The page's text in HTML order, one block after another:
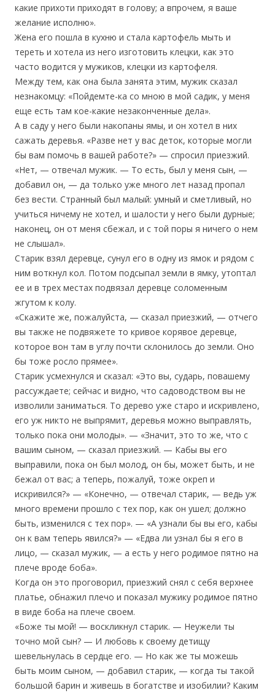
какие прихоти приходят в голову; а впрочем, я ваше
желание исполню».
Жена его пошла в кухню и стала картофель мыть и
тереть и хотела из него изготовить клецки, как это
часто водится у мужиков, клецки из картофеля.
Между тем, как она была занята этим, мужик сказал
незнакомцу: «Пойдемте-ка со мною в мой садик, у меня
еще есть там кое-какие незаконченные дела».
А в саду у него были накопаны ямы, и он хотел в них
сажать деревья. «Разве нет у вас деток, которые могли
бы вам помочь в вашей работе?» — спросил приезжий.
«Нет, — отвечал мужик. — То есть, был у меня сын, —
добавил он, — да только уже много лет назад пропал
без вести. Странный был малый: умный и сметливый, но
учиться ничему не хотел, и шалости у него были дурные;
наконец, он от меня сбежал, и с той поры я ничего о нем
не слышал».
Старик взял деревце, сунул его в одну из ямок и рядом с
ним воткнул кол. Потом подсыпал земли в ямку, утоптал
ее и в трех местах подвязал деревце соломенным
жгутом к колу.
«Скажите же, пожалуйста, — сказал приезжий, — отчего
вы также не подвяжете то кривое корявое деревце,
которое вон там в углу почти склонилось до земли. Оно
бы тоже росло прямее».
Старик усмехнулся и сказал: «Это вы, сударь, повашему
рассуждаете; сейчас и видно, что садоводством вы не
изволили заниматься. То дерево уже старо и искривлено,
его уж никто не выпрямит, деревья можно выправлять,
только пока они молоды». — «Значит, это то же, что с
вашим сыном, — сказал приезжий. — Кабы вы его
выправили, пока он был молод, он бы, может быть, и не
бежал от вас; а теперь, пожалуй, тоже окреп и
искривился?» — «Конечно, — отвечал старик, — ведь уж
много времени прошло с тех пор, как он ушел; должно
быть, изменился с тех пор». — «А узнали бы вы его, кабы
он к вам теперь явился?» — «Едва ли узнал бы я его в
лицо, — сказал мужик, — а есть у него родимое пятно на
плече вроде боба».
Когда он это проговорил, приезжий снял с себя верхнее
платье, обнажил плечо и показал мужику родимое пятно
в виде боба на плече своем.
«Боже ты мой! — воскликнул старик. — Неужели ты
точно мой сын? — И любовь к своему детищу
шевельнулась в сердце его. — Но как же ты можешь
быть моим сыном, — добавил старик, — когда ты такой
большой барин и живешь в богатстве и изобилии? Каким